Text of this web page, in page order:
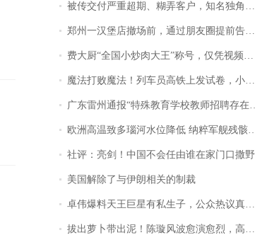
被传交付严重超期、糊弄客户，知名独角兽车企创始人回应：都没证据，将依法采取措施，“本人长期与美国交管局保持沟通，对方表示肯定”
郑州一汉堡店撤场前，通过朋友圈提前告知逐一退费，有顾客仅剩1元也全被退回，分文不少；顾客：言而有信，让人感动
费大厨“全国小炒肉大王”称号，仅凭视频评出？中国烹饪协会回应
魔法打败魔法！列车员高铁上发试卷，小朋友一秒静音，12306回应：列车员个人行为，不是铁路规定
广东雷州通报“特殊教育学校教师招聘存在违规行为”：已启动问责程序 副校长被停职
欧洲高温致多瑙河水位降低 纳粹军舰残骸重见天日
社评：亮剑！中国不会任由谁在家门口撒野
美国解除了与伊朗相关的制裁
卓伟爆料天王巨星有私生子，公众热议真假难辨，实锤何时到来？
拔出萝卜带出泥！陈璇风波愈演愈烈，高晓松、张铁林也被“揪出”